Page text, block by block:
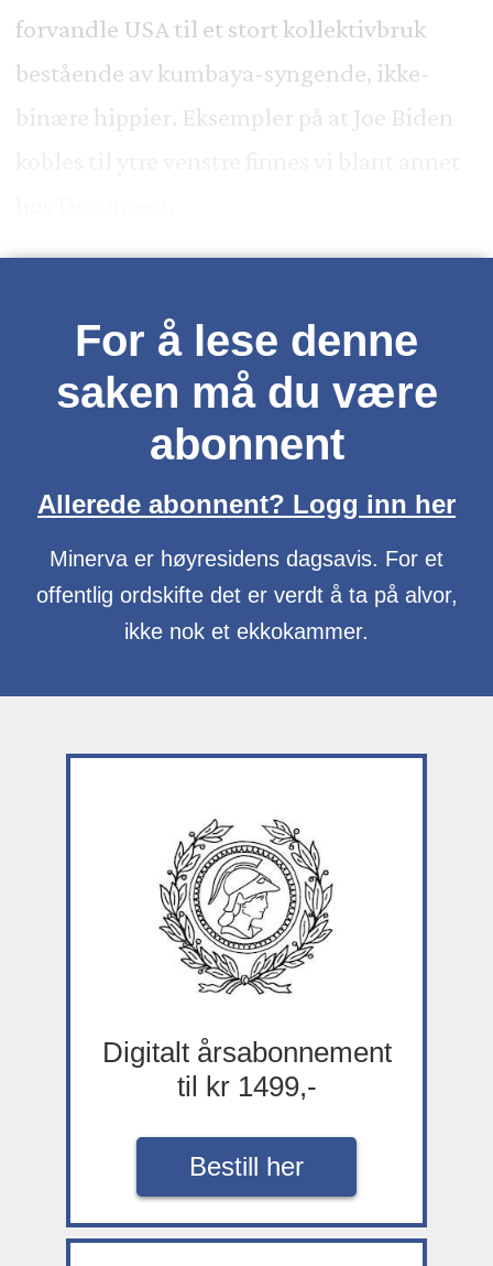
forvandle USA til et stort kollektivbruk
bestående av kumbaya-syngende, ikke-
binære hippier. Eksempler på at Joe Biden
For å lese denne
saken må du være
abonnent
Allerede abonnent? Logg inn her
Minerva er høyresidens dagsavis. For et
offentlig ordskifte det er verdt å ta på alvor,
ikke nok et ekkokammer.
Digitalt årsabonnement
til kr 1499,-
Bestill her